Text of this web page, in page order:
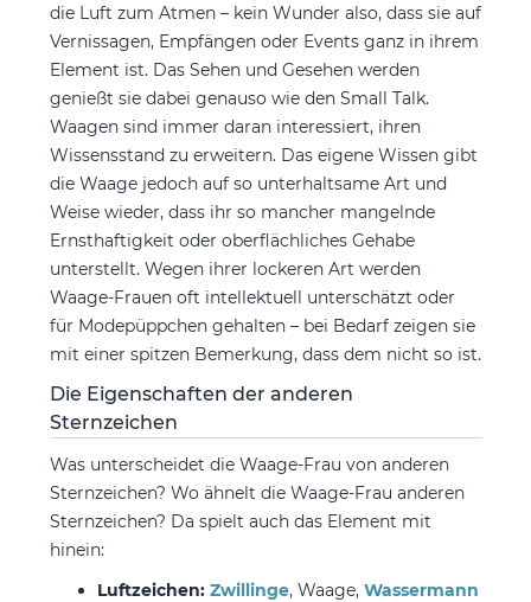
die Luft zum Atmen – kein Wunder also, dass sie auf
Vernissagen, Empfängen oder Events ganz in ihrem
Element ist. Das Sehen und Gesehen werden
genießt sie dabei genauso wie den Small Talk.
Waagen sind immer daran interessiert, ihren
Wissensstand zu erweitern. Das eigene Wissen gibt
die Waage jedoch auf so unterhaltsame Art und
Weise wieder, dass ihr so mancher mangelnde
Ernsthaftigkeit oder oberflächliches Gehabe
unterstellt. Wegen ihrer lockeren Art werden
Waage-Frauen oft intellektuell unterschätzt oder
für Modepüppchen gehalten – bei Bedarf zeigen sie
mit einer spitzen Bemerkung, dass dem nicht so ist.
Die Eigenschaften der anderen
Sternzeichen
Was unterscheidet die Waage-Frau von anderen
Sternzeichen? Wo ähnelt die Waage-Frau anderen
Sternzeichen? Da spielt auch das Element mit
hinein:
Luftzeichen: Zwillinge, Waage, Wassermann